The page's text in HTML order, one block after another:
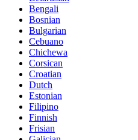
Bengali
Bosnian
Bulgarian
Cebuano
Chichewa
Corsican
Croatian
Dutch
Estonian
Filipino
Finnish
Frisian